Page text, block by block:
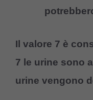
Il valore 7 è
7 le urine sono
urine vengono